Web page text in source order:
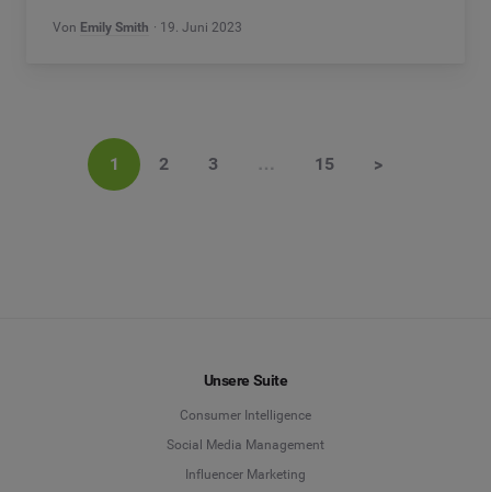
Von Emily Smith 19. Juni 2023
1 2 3 … 15 >
Unsere Suite
Consumer Intelligence
Social Media Management
Influencer Marketing